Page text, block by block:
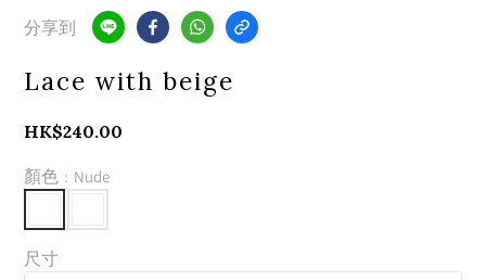
舶大廈1101室, 開放時間🕰️Mon-Fri 3-9pm, Sat-Sun 1-
7pm ,請先查詢休店日📲
並即時享有全單VIP折扣.#請參閱購物流程#
分享到
Lace with beige
HK$240.00
顏色 : Nude
尺寸